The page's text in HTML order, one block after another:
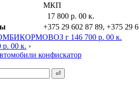
МКП
17 800 р. 00 к.
+375 29 602 87 89, +375 29
г 146 700 р. 00 к.
р. 00 к. ›
конфискатор